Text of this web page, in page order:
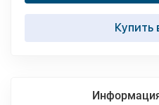
Купить